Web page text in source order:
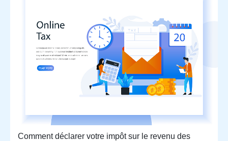
Comment déclarer votre impôt sur le revenu des